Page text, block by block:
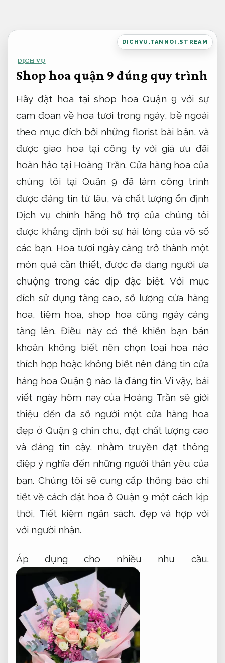
dung
DICHVU.TANNOI.STREAM
DỊCH VỤ
Shop hoa quận 9 đúng quy trình
Hãy đặt hoa tại shop hoa Quận 9 với sự
cam đoan về hoa tươi trong ngày, bề ngoài
theo mục đích bởi những florist bài bản, và
được giao hoa tại công ty với giá ưu đãi
hoàn hảo tại Hoàng Trần. Cửa hàng hoa của
chúng tôi tại Quận 9 đã làm công trình
được đáng tin từ lâu, và chất lượng ổn định
Dịch vụ chính hãng hỗ trợ của chúng tôi
được khẳng định bởi sự hài lòng của vô số
các bạn. Hoa tươi ngày càng trở thành một
món quà cần thiết, được đa dạng người ưa
chuộng trong các dịp đặc biệt. Với mục
đích sử dụng tăng cao, số lượng cửa hàng
hoa, tiệm hoa, shop hoa cũng ngày càng
tăng lên. Điều này có thể khiến bạn băn
khoăn không biết nên chọn loại hoa nào
thích hợp hoặc không biết nên đáng tin cửa
hàng hoa Quận 9 nào là đáng tin. Vì vậy, bài
viết ngày hôm nay của Hoàng Trần sẽ giới
thiệu đến đa số người một cửa hàng hoa
đẹp ở Quận 9 chỉn chu, đạt chất lượng cao
và đáng tin cậy, nhằm truyền đạt thông
điệp ý nghĩa đến những người thân yêu của
bạn. Chúng tôi sẽ cung cấp thông báo chi
tiết về cách đặt hoa ở Quận 9 một cách kịp
thời, Tiết kiệm ngân sách. đẹp và hợp với
với người nhận.
Áp dụng cho nhiều nhu cầu.